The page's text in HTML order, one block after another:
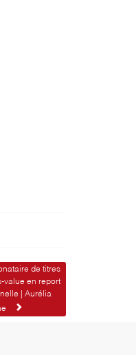
de titres
value en report
| Aurélia